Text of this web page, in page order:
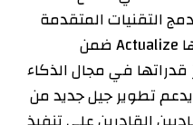
التقنيات المتقدمة
والخبرات النوعية التي تمتلكها Actualize ضمن
قدراتها في مجال الذكاء
تطوير جيل جديد من